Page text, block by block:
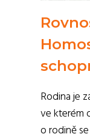
Rodina je
ve kterém
o rodině